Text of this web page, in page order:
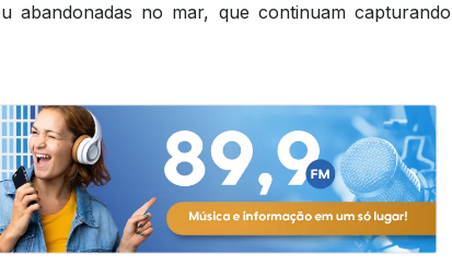
abandonadas no mar, que continuam capturando